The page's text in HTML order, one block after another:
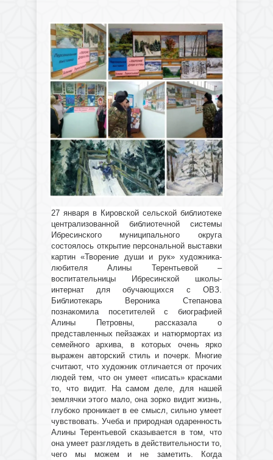
27 января в Кировской сельской библиотеке
централизованной библиотечной системы
Ибресинского муниципального округа
состоялось открытие персональной выставки
картин «Творение души и рук» художника-
любителя Алины Терентьевой –
воспитательницы Ибресинской школы-
интернат для обучающихся с ОВЗ.
Библиотекарь Вероника Степанова
познакомила посетителей с биографией
Алины Петровны, рассказала о
представленных пейзажах и натюрмортах из
семейного архива, в которых очень ярко
выражен авторский стиль и почерк. Многие
считают, что художник отличается от прочих
людей тем, что он умеет «писать» красками
то, что видит. На самом деле, для нашей
землячки этого мало, она зорко видит жизнь,
глубоко проникает в ее смысл, сильно умеет
чувствовать. Учеба и природная одаренность
Алины Терентьевой сказывается в том, что
она умеет разглядеть в действительности то,
чего мы можем и не заметить.
Когда